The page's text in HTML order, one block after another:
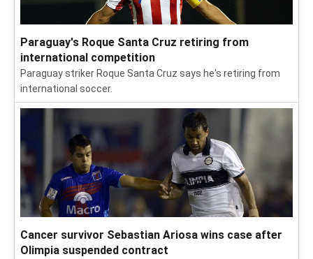
Paraguay's Roque Santa Cruz retiring from
international competition
Paraguay striker Roque Santa Cruz says he's retiring from
international soccer.
Cancer survivor Sebastian Ariosa wins case after
Olimpia suspended contract